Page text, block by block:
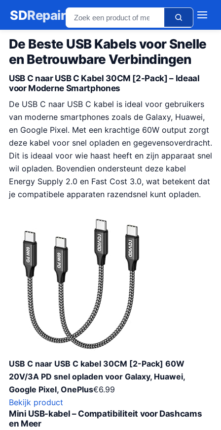
SDRepair
De Beste USB Kabels voor Snelle
en Betrouwbare Verbindingen
USB C naar USB C Kabel 30CM [2-Pack] – Ideaal
voor Moderne Smartphones
De USB C naar USB C kabel is ideal voor gebruikers
van moderne smartphones zoals de Galaxy, Huawei,
en Google Pixel. Met een krachtige 60W output zorgt
deze kabel voor snel opladen en gegevensoverdracht.
Dit is ideaal voor wie haast heeft en zijn apparaat snel
wil opladen. Bovendien ondersteunt deze kabel
Energy Supply 2.0 en Fast Cost 3.0, wat betekent dat
je compatibele apparaten razendsnel kunt opladen.
USB C naar USB C kabel 30CM [2-Pack] 60W
20V/3A PD snel opladen voor Galaxy, Huawei,
Google Pixel, OnePlus€6.99
Bekijk product
Mini USB-kabel – Compatibiliteit voor Dashcams
en Meer